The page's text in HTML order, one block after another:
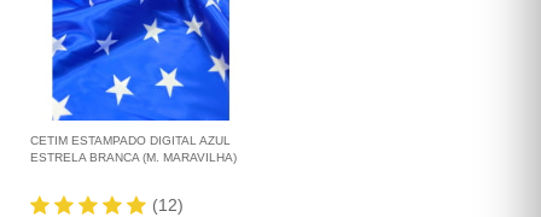
CETIM ESTAMPADO DIGITAL AZUL
ESTRELA BRANCA (M. MARAVILHA)
(12)